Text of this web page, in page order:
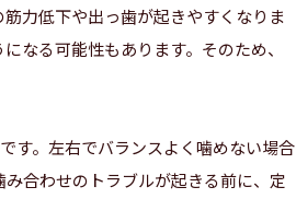
力低下や出っ歯が起きやすくなりま
なる可能性もあります。そのため、
す。左右でバランスよく噛めない場合
合わせのトラブルが起きる前に、定